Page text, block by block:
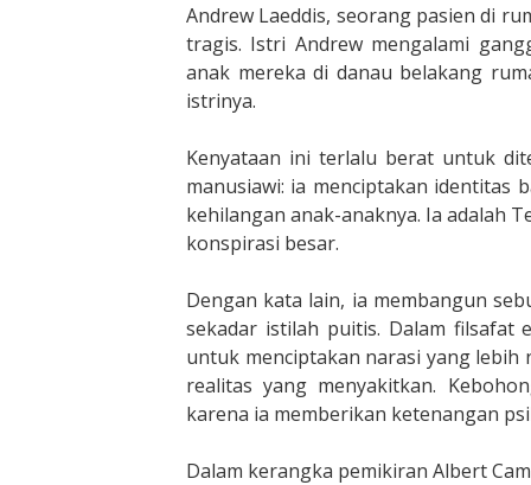
Andrew Laeddis, seorang pasien di
tragis. Istri Andrew mengalami
anak mereka di danau belakang
istrinya.
Kenyataan ini terlalu berat untuk
manusiawi: ia menciptakan identitas
kehilangan anak-anaknya. Ia adalah
konspirasi besar.
Dengan kata lain, ia membangun
sekadar istilah puitis. Dalam filsafat
untuk menciptakan narasi yang
realitas yang menyakitkan.
karena ia memberikan ketenangan
Dalam kerangka pemikiran Albert